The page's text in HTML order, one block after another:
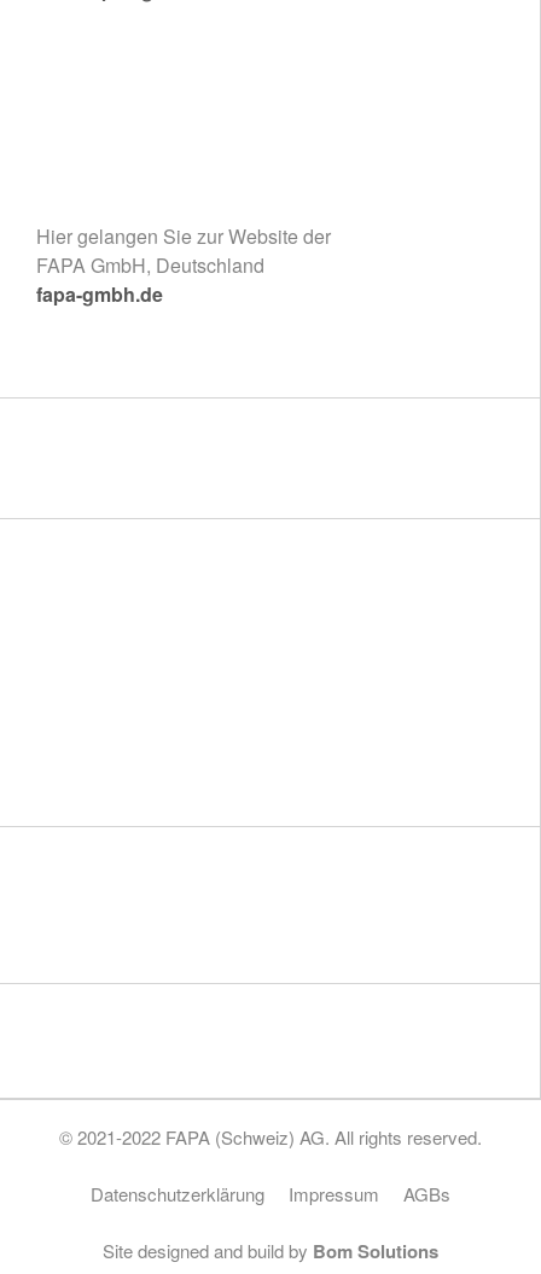
Hier gelangen Sie zur Website der
FAPA GmbH, Deutschland
fapa-gmbh.de
© 2021-2022 FAPA (Schweiz) AG. All rights reserved.
Datenschutzerklärung Impressum AGBs
Site designed and build by Bom Solutions